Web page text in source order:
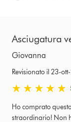
Asciugatura
Giovanna
Revisionato il 23-
5.0 stelle su 5 da
Ho comprato
straordinario! Non